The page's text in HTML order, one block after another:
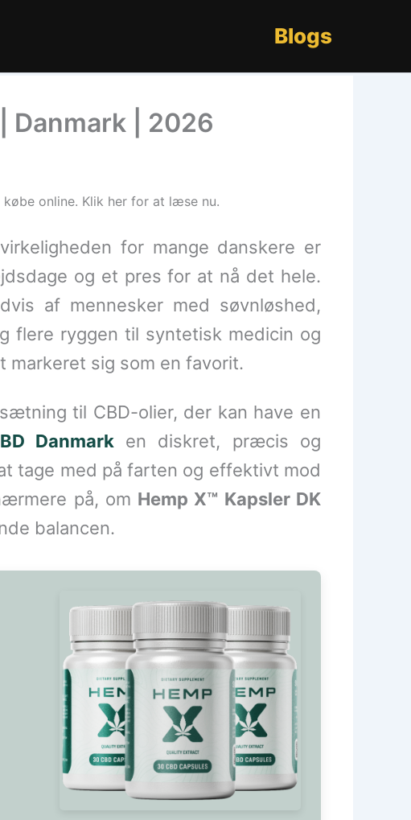
Blogs
Danmark | 2026
online. Klik her for at læse nu.
for mange danskere er
og et pres for at nå det hele.
af mennesker med søvnløshed,
flere ryggen til syntetisk medicin og
markeret sig som en favorit.
til CBD-olier, der kan have en
Danmarken diskret, præcis og
tage med på farten og effektivt mod
på, om Hemp X™ Kapsler DK
balancen.